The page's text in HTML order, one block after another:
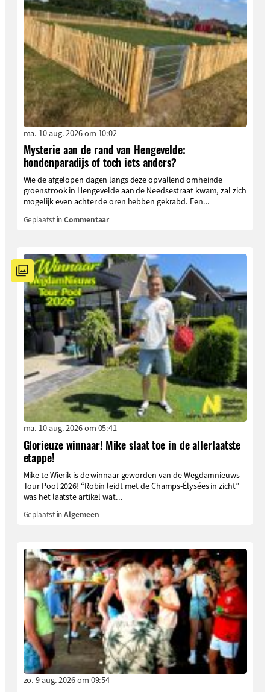
ma. 10 aug. 2026 om 10:02
Mysterie aan de rand van Hengevelde:
hondenparadijs of toch iets anders?
Wie de afgelopen dagen langs deze opvallend omheinde
groenstrook in Hengevelde aan de Needsestraat kwam, zal zich
mogelijk even achter de oren hebben gekrabd. Een...
Geplaatst inCommentaar
ma. 10 aug. 2026 om 05:41
Glorieuze winnaar! Mike slaat toe in de allerlaatste
etappe!
Mike te Wierik is de winnaar geworden van de Wegdamnieuws
Tour Pool 2026! “Robin leidt met de Champs-Élysées in zicht”
was het laatste artikel wat...
Geplaatst inAlgemeen
zo. 9 aug. 2026 om 09:54